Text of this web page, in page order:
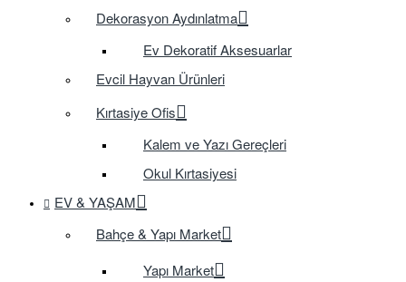
Dekorasyon Aydınlatma
Ev Dekoratif Aksesuarlar
Evcil Hayvan Ürünleri
Kırtasiye Ofis
Kalem ve Yazı Gereçleri
Okul Kırtasiyesi
EV & YAŞAM
Bahçe & Yapı Market
Yapı Market